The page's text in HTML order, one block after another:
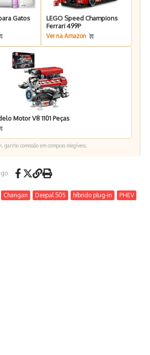
Gatos
LEGO Speed Champions
Ferrari 499P
Ver na Amazon
Motor V8 1101 Peças
ganho comissão em compras elegíveis.
Changan Deepal S05 híbrido plug-in
PHEV